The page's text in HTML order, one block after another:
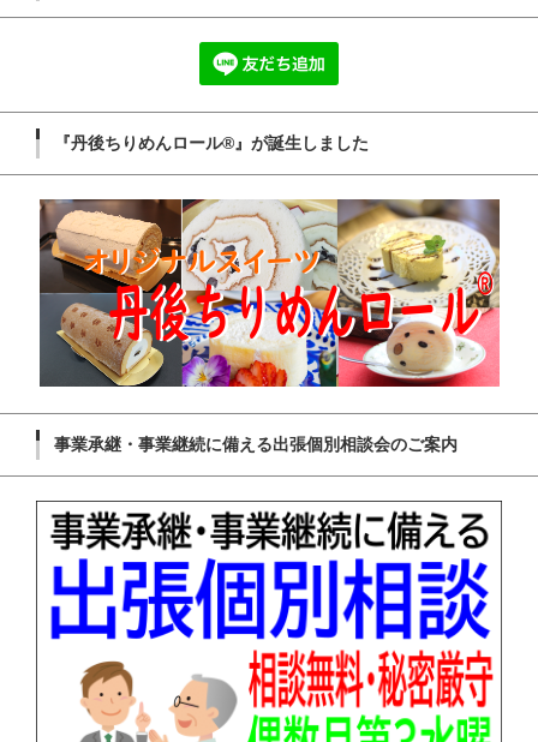
『丹後ちりめんロール®』が誕生しました
事業承継・事業継続に備える出張個別相談会のご案内